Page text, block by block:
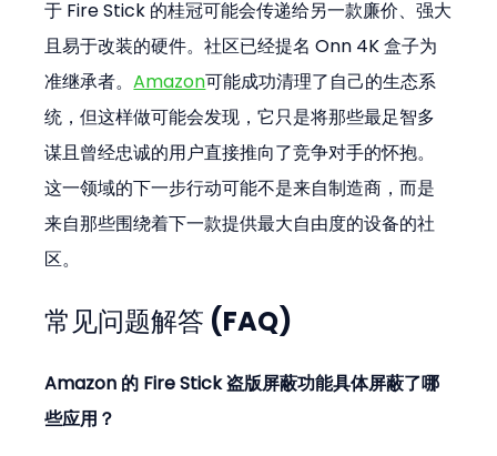
于 Fire Stick 的桂冠可能会传递给另一款廉价、强大
且易于改装的硬件。社区已经提名 Onn 4K 盒子为
准继承者。Amazon可能成功清理了自己的生态系
统，但这样做可能会发现，它只是将那些最足智多
谋且曾经忠诚的用户直接推向了竞争对手的怀抱。
这一领域的下一步行动可能不是来自制造商，而是
来自那些围绕着下一款提供最大自由度的设备的社
区。
常见问题解答 (FAQ)
Amazon 的 Fire Stick 盗版屏蔽功能具体屏蔽了哪
些应用？